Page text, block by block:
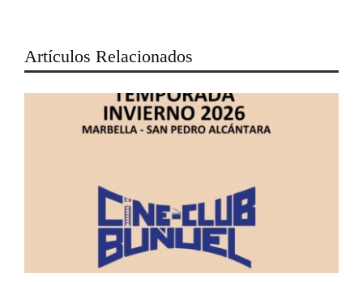
Artículos Relacionados